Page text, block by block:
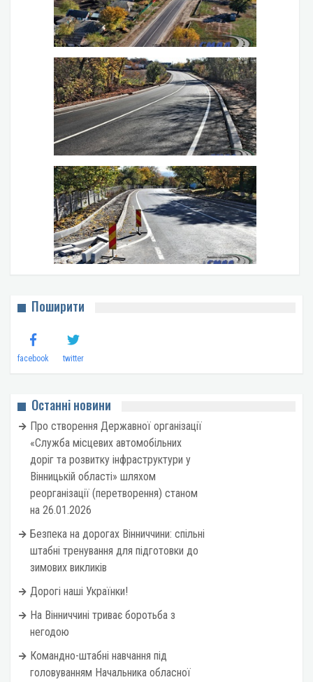
Поширити
facebook twitter
Останні новини
Про створення Державної організації
«Служба місцевих автомобільних
доріг та розвитку інфраструктури у
Вінницькій області» шляхом
реорганізації (перетворення) станом
на 26.01.2026
Безпека на дорогах Вінниччини: спільні
штабні тренування для підготовки до
зимових викликів
Дорогі наші Українки!
На Вінниччині триває боротьба з
негодою
Командно-штабні навчання під
головуванням Начальника обласної